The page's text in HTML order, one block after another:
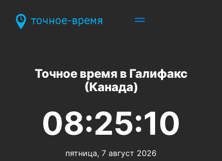
Точное время в Галифакс
(Канада)
08:25:10
пятница, 7 август 2026